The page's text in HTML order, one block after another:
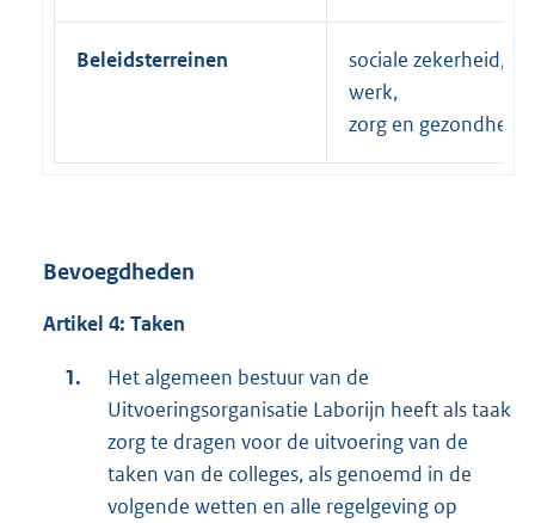
Beleidsterreinen
sociale zekerheid,
werk,
zorg en gezondheid
Bevoegdheden
Artikel 4: Taken
Het algemeen bestuur van de
Uitvoeringsorganisatie Laborijn heeft als taak
zorg te dragen voor de uitvoering van de
taken van de colleges, als genoemd in de
volgende wetten en alle regelgeving op